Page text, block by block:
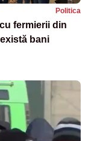
Politica
fermierii din
bani